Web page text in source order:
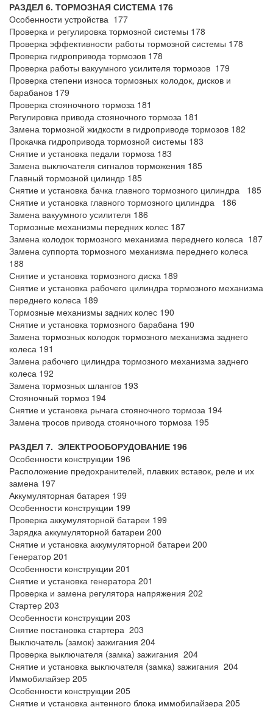
РАЗДЕЛ 6. ТОРМОЗНАЯ СИСТЕМА 176
Особенности устройства 177
Проверка и регулировка тормозной системы 178
Проверка эффективности работы тормозной системы 178
Проверка гидропривода тормозов 178
Проверка работы вакуумного усилителя тормозов 179
Проверка степени износа тормозных колодок, дисков и
барабанов 179
Проверка стояночного тормоза 181
Регулировка привода стояночного тормоза 181
Замена тормозной жидкости в гидроприводе тормозов 182
Прокачка гидропривода тормозной системы 183
Снятие и установка педали тормоза 183
Замена выключателя сигналов торможения 185
Главный тормозной цилиндр 185
Снятие и установка бачка главного тормозного цилиндра 185
Снятие и установка главного тормозного цилиндра 186
Замена вакуумного усилителя 186
Тормозные механизмы передних колес 187
Замена колодок тормозного механизма переднего колеса 187
Замена суппорта тормозного механизма переднего колеса
188
Снятие и установка тормозного диска 189
Снятие и установка рабочего цилиндра тормозного механизма
переднего колеса 189
Тормозные механизмы задних колес 190
Снятие и установка тормозного барабана 190
Замена тормозных колодок тормозного механизма заднего
колеса 191
Замена рабочего цилиндра тормозного механизма заднего
колеса 192
Замена тормозных шлангов 193
Стояночный тормоз 194
Снятие и установка рычага стояночного тормоза 194
Замена тросов привода стояночного тормоза 195
РАЗДЕЛ 7. ЭЛЕКТРООБОРУДОВАНИЕ 196
Особенности конструкции 196
Расположение предохранителей, плавких вставок, реле и их
замена 197
Аккумуляторная батарея 199
Особенности конструкции 199
Проверка аккумуляторной батареи 199
Зарядка аккумуляторной батареи 200
Снятие и установка аккумуляторной батареи 200
Генератор 201
Особенности конструкции 201
Снятие и установка генератора 201
Проверка и замена регулятора напряжения 202
Стартер 203
Особенности конструкции 203
Снятие постановка стартера 203
Выключатель (замок) зажигания 204
Проверка выключателя (замка) зажигания 204
Снятие и установка выключателя (замка) зажигания 204
Иммобилайзер 205
Особенности конструкции 205
Снятие и установка антенного блока иммобилайзера 205